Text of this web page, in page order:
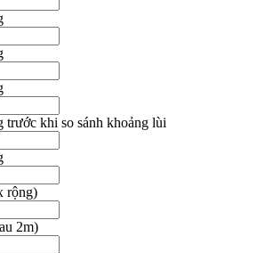
trước khi so sánh khoảng lùi
rộng)
2m)